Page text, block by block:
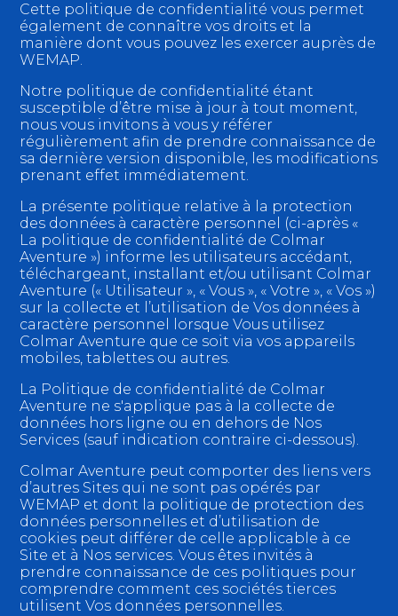
Cette politique de confidentialité vous permet
également de connaître vos droits et la
manière dont vous pouvez les exercer auprès de
WEMAP.
Notre politique de confidentialité étant
susceptible d’être mise à jour à tout moment,
nous vous invitons à vous y référer
régulièrement afin de prendre connaissance de
sa dernière version disponible, les modifications
prenant effet immédiatement.
La présente politique relative à la protection
des données à caractère personnel (ci-après «
La politique de confidentialité de Colmar
Aventure ») informe les utilisateurs accédant,
téléchargeant, installant et/ou utilisant Colmar
Aventure (« Utilisateur », « Vous », « Votre », « Vos »)
sur la collecte et l’utilisation de Vos données à
caractère personnel lorsque Vous utilisez
Colmar Aventure que ce soit via vos appareils
mobiles, tablettes ou autres.
La Politique de confidentialité de Colmar
Aventure ne s'applique pas à la collecte de
données hors ligne ou en dehors de Nos
Services (sauf indication contraire ci-dessous).
Colmar Aventure peut comporter des liens vers
d’autres Sites qui ne sont pas opérés par
WEMAP et dont la politique de protection des
données personnelles et d’utilisation de
cookies peut différer de celle applicable à ce
Site et à Nos services. Vous êtes invités à
prendre connaissance de ces politiques pour
comprendre comment ces sociétés tierces
utilisent Vos données personnelles.